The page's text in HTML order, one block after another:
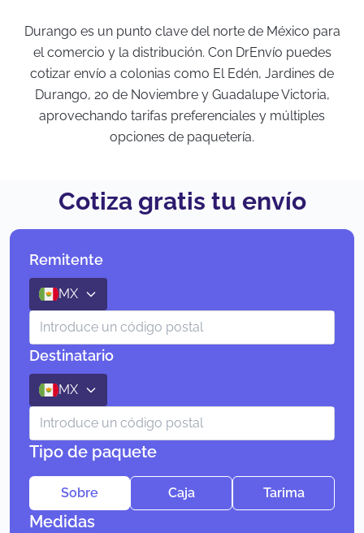
Durango es un punto clave del norte de México para
el comercio y la distribución. Con DrEnvío puedes
cotizar envío a colonias como El Edén, Jardines de
Durango, 20 de Noviembre y Guadalupe Victoria,
aprovechando tarifas preferenciales y múltiples
opciones de paquetería.
Cotiza gratis tu envío
Remitente
MX
Destinatario
MX
Tipo de paquete
Sobre Caja Tarima
Medidas